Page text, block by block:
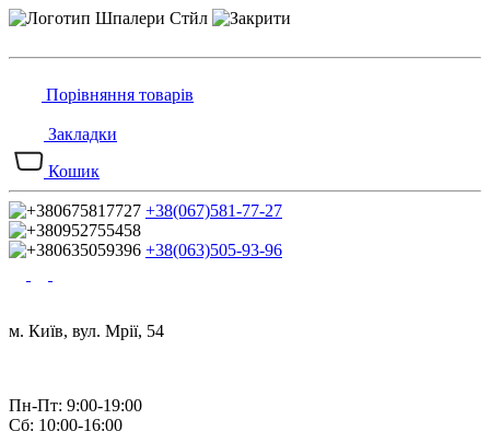
Порівняння товарів
Закладки
Кошик
+38(067)581-77-27
+38(063)505-93-96
м. Київ, вул. Мрії, 54
Пн-Пт: 9:00-19:00
Сб: 10:00-16:00